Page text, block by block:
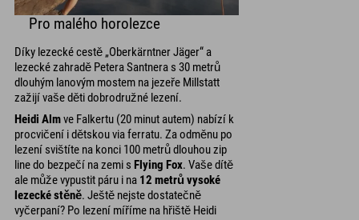
Pro malého horolezce
Díky lezecké cestě „Oberkärntner Jäger“ a
lezecké zahradě Petera Santnera s 30 metrů
dlouhým lanovým mostem na jezeře Millstatt
zažijí vaše děti dobrodružné lezení.
Heidi Almve Falkertu (20 minut autem) nabízí k
procvičení i dětskou via ferratu. Za odměnu po
lezení svištíte na konci 100 metrů dlouhou zip
line do bezpečí na zemi s Flying Fox. Vaše dítě
ale může vypustit páru i na 12 metrů vysoké
lezecké stěně. Ještě nejste dostatečně
vyčerpaní? Po lezení míříme na hřiště Heidi